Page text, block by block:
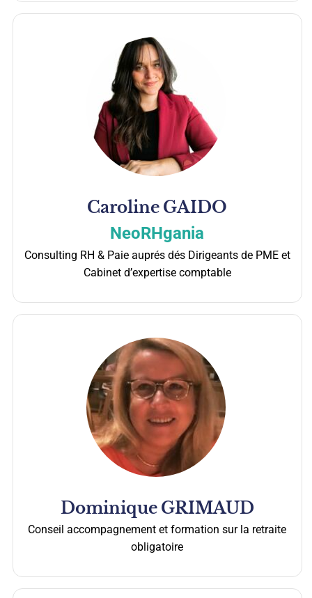
Caroline GAIDO
NeoRHgania
Consulting RH & Paie auprés dés Dirigeants de PME et
Cabinet d’expertise comptable
Dominique GRIMAUD
Conseil accompagnement et formation sur la retraite
obligatoire